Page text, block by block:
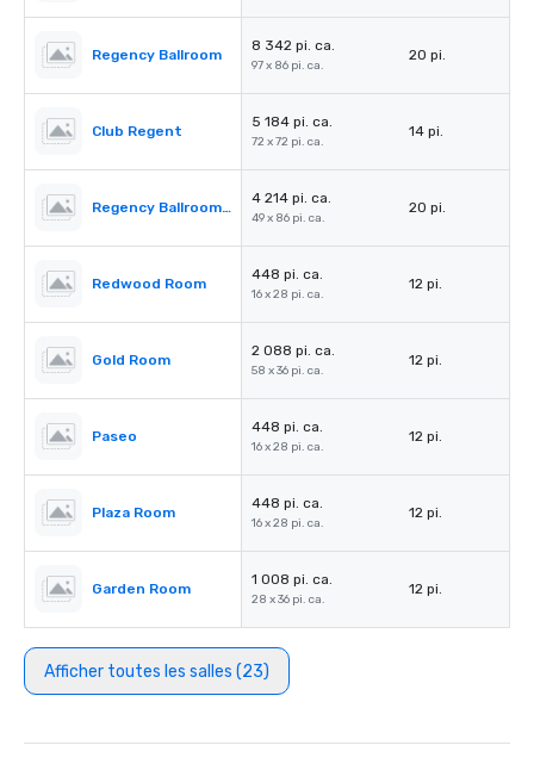
Regency Ballroom
8 342 pi. ca.
97 x 86 pi. ca.
20 pi.
Club Regent
5 184 pi. ca.
72 x 72 pi. ca.
14 pi.
Regency Ballroom II
4 214 pi. ca.
49 x 86 pi. ca.
20 pi.
Redwood Room
448 pi. ca.
16 x 28 pi. ca.
12 pi.
Gold Room
2 088 pi. ca.
58 x 36 pi. ca.
12 pi.
Paseo
448 pi. ca.
16 x 28 pi. ca.
12 pi.
Plaza Room
448 pi. ca.
16 x 28 pi. ca.
12 pi.
Garden Room
1 008 pi. ca.
28 x 36 pi. ca.
12 pi.
Afficher toutes les salles (23)